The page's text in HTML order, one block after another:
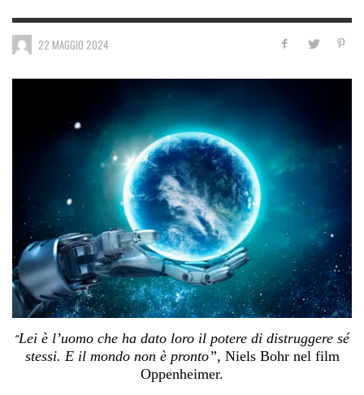
22 MAGGIO 2024
“Lei è l’uomo che ha dato loro il potere di distruggere sé
stessi. E il mondo non è pronto”, Niels Bohr nel film
Oppenheimer.